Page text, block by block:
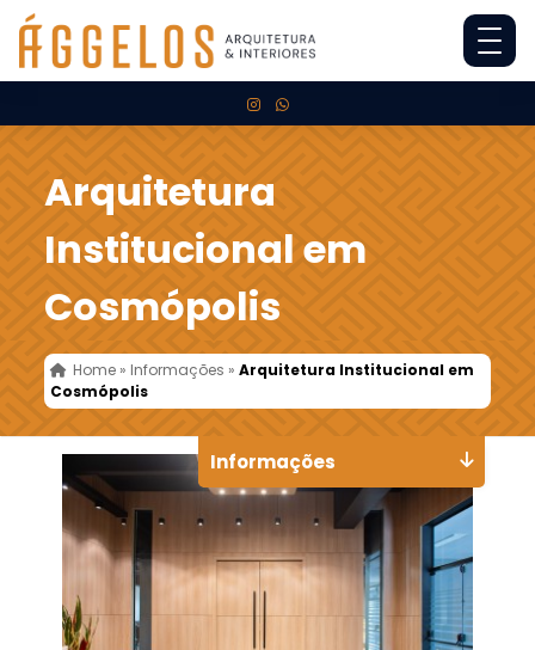
Arquitetura
Institucional em
Cosmópolis
Home » Informações »Arquitetura Institucional em
Cosmópolis
Informações